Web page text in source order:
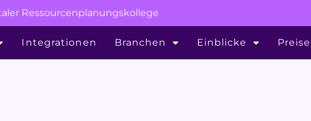
Ressourcenplanungskollege
Integrationen Branchen Einblicke Preise